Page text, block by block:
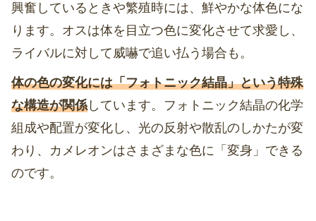
興奮しているときや繁殖時には、鮮やかな体色にな
ります。オスは体を目立つ色に変化させて求愛し、
ライバルに対して威嚇で追い払う場合も。
体の色の変化には「フォトニック結晶」という特殊
な構造が関係しています。フォトニック結晶の化学
組成や配置が変化し、光の反射や散乱のしかたが変
わり、カメレオンはさまざまな色に「変身」できる
のです。